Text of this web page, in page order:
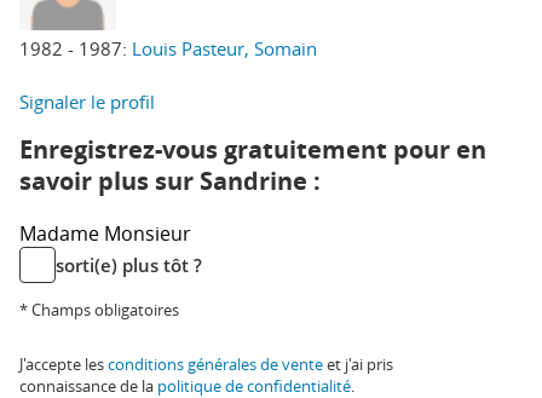
1982 - 1987: Louis Pasteur, Somain
Signaler le profil
Enregistrez-vous gratuitement pour en
savoir plus sur Sandrine :
Madame Monsieur
sorti(e) plus tôt ?
* Champs obligatoires
J'accepte lesconditions générales de venteet j'ai pris
connaissance de la politique de confidentialité.